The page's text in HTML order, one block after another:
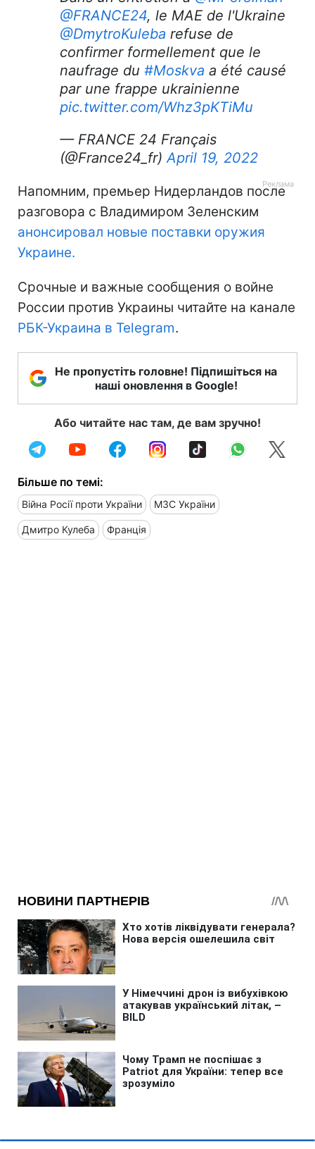
@FRANCE24, le MAE de l'Ukraine
@DmytroKuleba refuse de
confirmer formellement que le
naufrage du #Moskva a été causé
par une frappe ukrainienne
pic.twitter.com/Whz3pKTiMu
— FRANCE 24 Français
(@France24_fr)April 19, 2022
Напомним, премьер Нидерландов после
разговора с Владимиром Зеленским
анонсировал новые поставки оружия
Украине.
Срочные и важные сообщения о войне
России против Украины читайте на канале
РБК-Украина в Telegram.
Не пропустіть головне! Підпишіться на
наші оновлення в Google!
Або читайте нас там, де вам зручно!
Більше по темі:
Війна Росії проти України МЗС України
Дмитро Кулеба Франція